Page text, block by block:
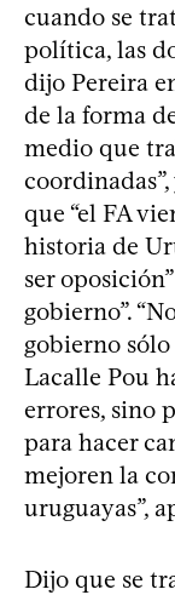
cuando se
política, las
dijo Pereira
de la forma
medio que
que “el FA
historia de
ser
gobierno”.
gobierno
Lacalle Pou
errores, sino
para hacer
mejoren la
uruguayas”,
Dijo que se